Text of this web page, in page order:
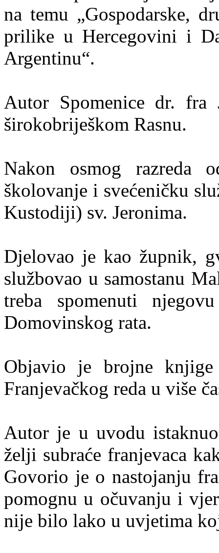
na temu „Gospodarske,
prilike u Hercegovini i
Argentinu“.
Autor Spomenice dr.
širokobriješkom Rasnu.
Nakon osmog razreda
školovanje i svećeničku
Kustodiji) sv. Jeronima.
Djelovao je kao župnik,
službovao u samostanu
treba spomenuti
Domovinskog rata.
Objavio je brojne
Franjevačkog reda u više
Autor je u uvodu
želji subraće franjevaca
Govorio je o nastojanju
pomognu u očuvanju i
nije bilo lako u uvjetima